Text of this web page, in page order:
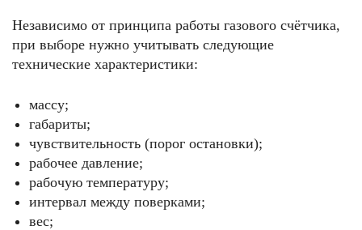
Независимо от принципа работы газового счётчика,
при выборе нужно учитывать следующие
технические характеристики:
массу;
габариты;
чувствительность (порог остановки);
рабочее давление;
рабочую температуру;
интервал между поверками;
вес;